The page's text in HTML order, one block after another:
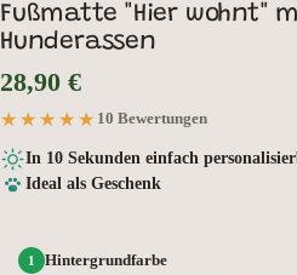
Fußmatte "Hier wohnt"
Hunderassen
28,90 €
★★★★★
★★★★★ 10 Bewertungen
In 10 Sekunden einfach
Ideal als Geschenk
Hintergrundfarbe